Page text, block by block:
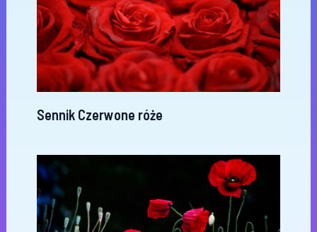
Sennik Czerwone róże